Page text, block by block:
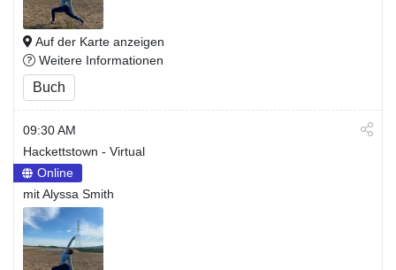
Auf der Karte anzeigen
Weitere Informationen
Buch
09:30 AM
Hackettstown - Virtual
Online
mit Alyssa Smith